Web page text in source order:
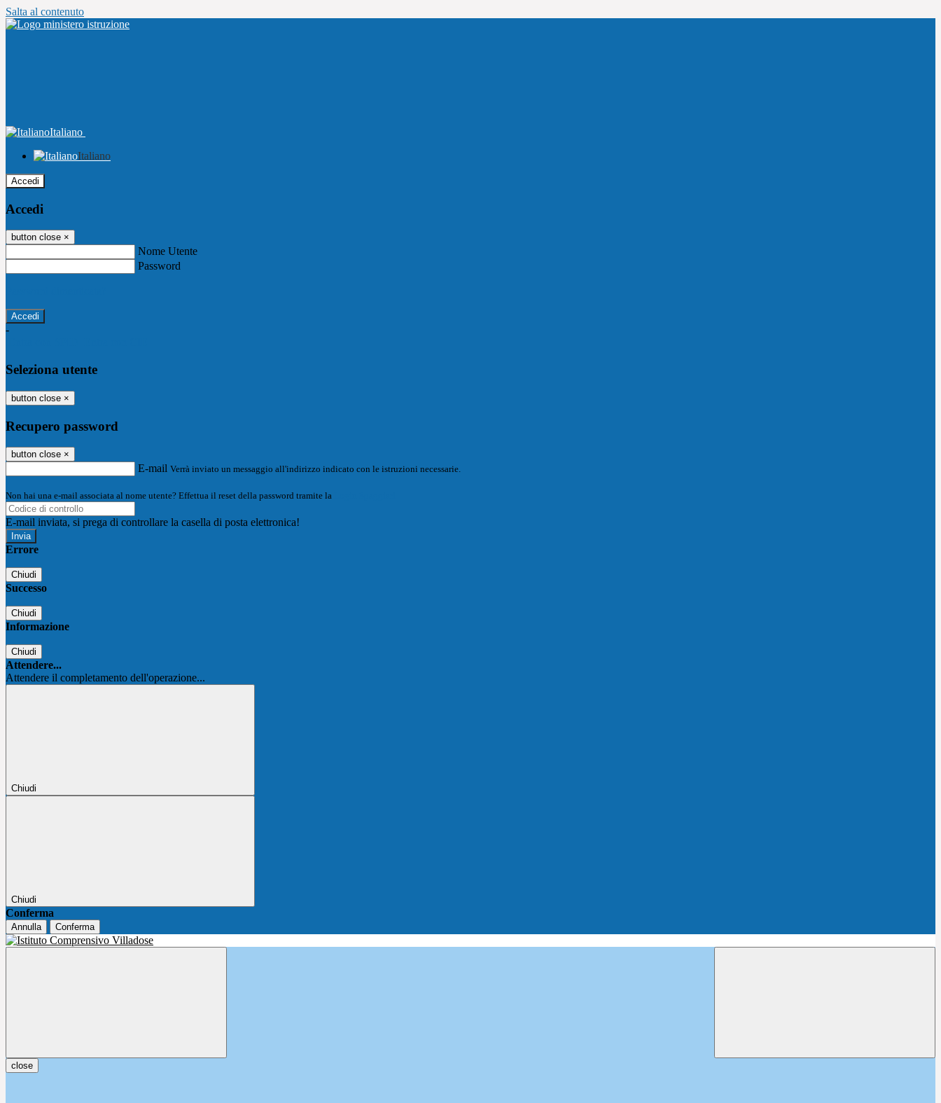
Salta al contenuto
Italiano
Italiano
Accedi
Accedi
button close ×
Nome Utente
Password
-
Seleziona utente
button close ×
Recupero password
button close ×
E-mail Verrà inviato un messaggio all'indirizzo indicato con le istruzioni necessarie.
Non hai una e-mail associata al nome utente? Effettua il reset della password tramite la
E-mail inviata, si prega di controllare la casella di posta elettronica!
Errore
Chiudi
Successo
Chiudi
Informazione
Chiudi
Attendere...
Attendere il completamento dell'operazione...
Chiudi
Chiudi
Conferma
Annulla Conferma
close